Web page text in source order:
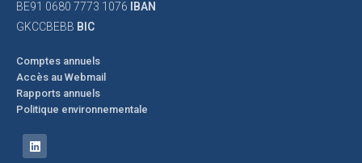
BE91 0680 7773 1076
IBAN
GKCCBEBB BIC
Comptes annuels
Accès au Webmail
Rapports annuels
Politique environnementale